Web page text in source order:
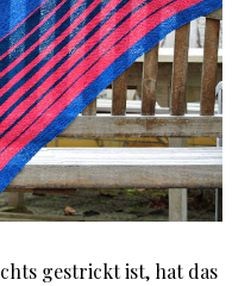
gestrickt ist, hat das